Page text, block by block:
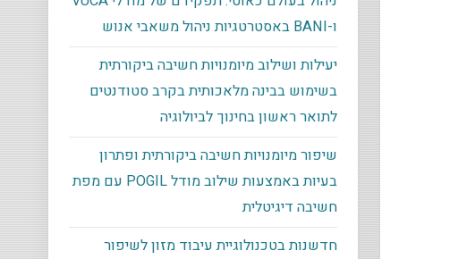
ו-BANI באסטרטגיות ניהול משאבי אנוש
יעילות ושילוב מיומנויות חשיבה ביקורתית
בשימוש בבינה מלאכותית בקרב סטודנטים
לתואר ראשון בחינוך לביולוגיה
שיפור מיומנויות חשיבה ביקורתית ופתרון
בעיות באמצעות שילוב מודל POGIL עם מפת
חשיבה דיגיטלית
חדשנות בטכנולוגיית עיבוד מזון לשיפור